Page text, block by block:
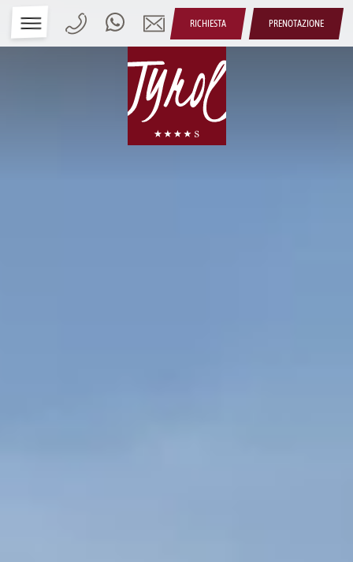
RICHIESTA PRENOTAZIONE